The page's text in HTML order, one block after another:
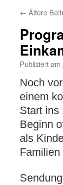
← Ältere
Publiziert am
Noch
einem
Start ins
Beginn
als
Familien